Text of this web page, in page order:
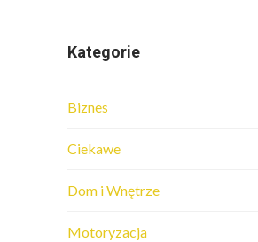
Kategorie
Biznes
Ciekawe
Dom i Wnętrze
Motoryzacja